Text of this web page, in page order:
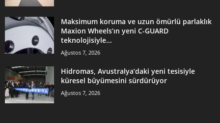
Maksimum koruma ve uzun ömürlü parlaklık
Maxion Wheels’ın yeni C-GUARD
teknolojisiyle...
Ağustos 7, 2026
Hidromas, Avustralya’daki yeni tesisiyle
küresel büyümesini sürdürüyor
Ağustos 7, 2026